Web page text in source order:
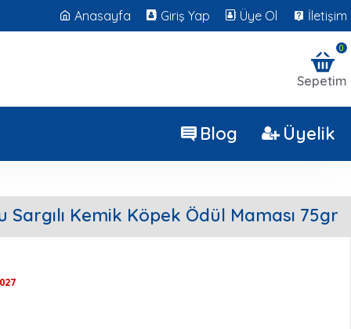
Anasayfa Giriş Yap Üye Ol İletişim
Sepetim
0
Blog Üyelik
Sargılı Kemik Köpek Ödül Maması 75gr